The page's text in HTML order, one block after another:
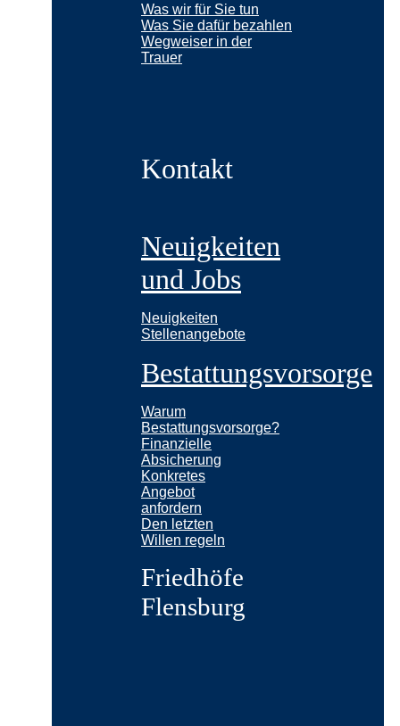
Was wir für Sie tun
Was Sie dafür bezahlen
Wegweiser in der
Trauer
Kontakt
Neuigkeiten
und Jobs
Neuigkeiten
Stellenangebote
Bestattungsvorsorge
Warum
Bestattungsvorsorge?
Finanzielle
Absicherung
Konkretes
Angebot
anfordern
Den letzten
Willen regeln
Friedhöfe
Flensburg